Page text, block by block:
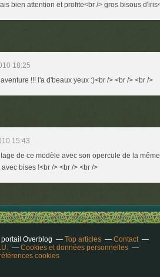
bien attention et profite<br /> gros bisous
18:25
!!! l'a d'beaux yeux :)<br /> <br /> <br />
15:43
de ce modèle avec son opercule de la
bises !<br /> <br /> <br />
Overblog Top articles
Contact
Cookies et données personnelles
cookies